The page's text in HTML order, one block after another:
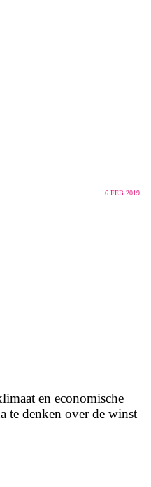
6 FEB 2019
en economische
te denken over de winst